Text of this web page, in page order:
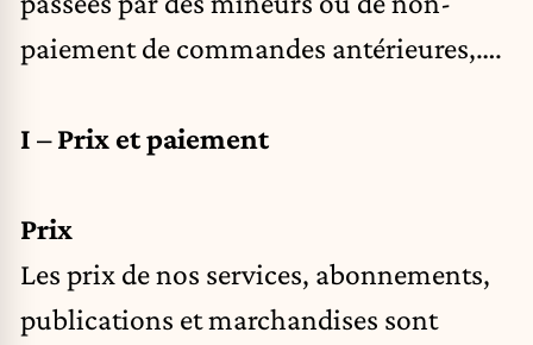
paiement de commandes antérieures,….
I – Prix et paiement
Prix
Les prix de nos services, abonnements,
publications et marchandises sont